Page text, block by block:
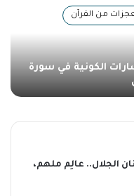
من القرآن
الكونية في سورة
الجلال.. عالِم ملهم،